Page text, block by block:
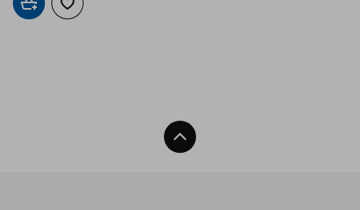
Προσθήκη στο καλάθι
Προσθήκη στα αγαπημένα
Back To Top